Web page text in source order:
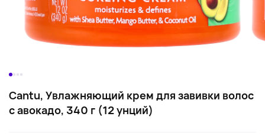
Cantu, Увлажняющий крем для завивки волос
с авокадо, 340 г (12 унций)